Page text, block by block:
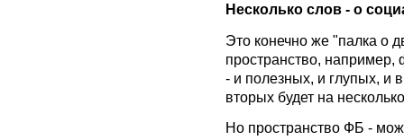
Несколько слов - о
Это конечно же "палка о
пространство, например,
- и полезных, и глупых, и
вторых будет на
Но пространство ФБ -